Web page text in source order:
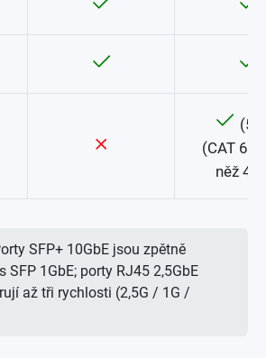
(CAT 6:
něž
SFP+ 10GbE jsou zpětně
SFP 1GbE; porty RJ45 2,5GbE
až tři rychlosti (2,5G / 1G /